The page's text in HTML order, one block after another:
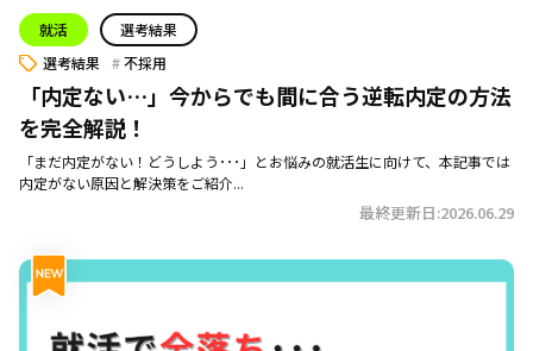
就活
選考結果
選考結果
不採用
「内定ない…」今からでも間に合う逆転内定の方法
を完全解説！
「まだ内定がない！どうしよう･･･」とお悩みの就活生に向けて、本記事では
内定がない原因と解決策をご紹介...
最終更新日:2026.06.29